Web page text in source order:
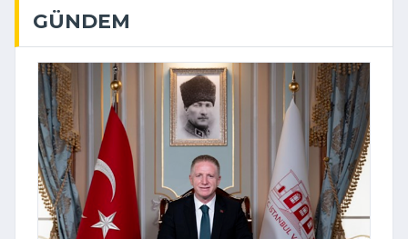
GÜNDEM